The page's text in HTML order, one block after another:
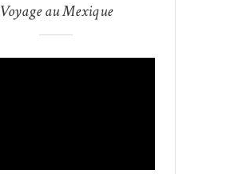
Voyage au Mexique